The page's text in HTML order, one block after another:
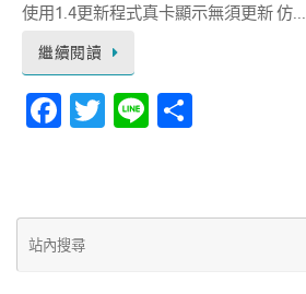
使用1.4更新程式真卡顯示無須更新 仿...
繼續閱讀
Fa
b
o
T
te
Li